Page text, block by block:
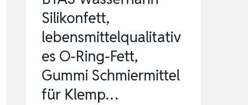
Silikonfett,
lebensmittelqualitativ
es O-Ring-Fett,
Gummi Schmiermittel
für Klemp…